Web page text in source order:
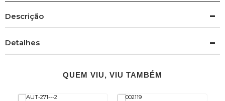
Descrição
Detalhes
QUEM VIU, VIU TAMBÉM